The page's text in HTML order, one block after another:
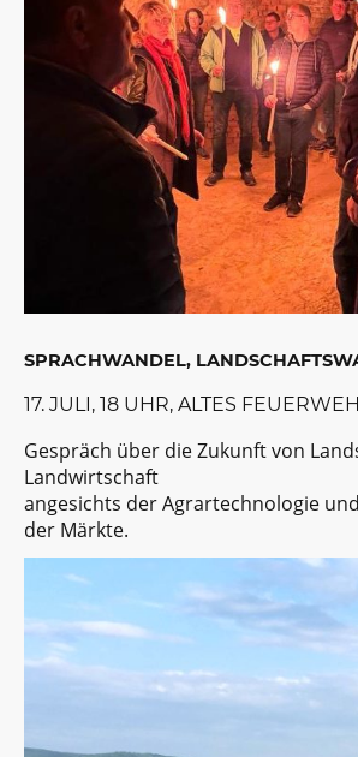
SPRACHWANDEL,
17. JULI, 18 UHR, ALTES
Gespräch über die Zukunft von
Landwirtschaft
angesichts der Agrartechnologie
der Märkte.